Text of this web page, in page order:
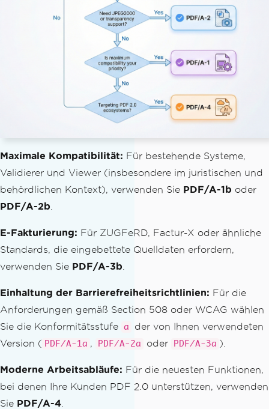
Maximale Kompatibilität: Für bestehende Systeme,
Validierer und Viewer (insbesondere im juristischen und
behördlichen Kontext), verwenden Sie PDF/A-1b oder
PDF/A-2b
E-Fakturierung: Für ZUGFeRD, Factur-X oder ähnliche
Standards, die eingebettete Quelldaten erfordern,
verwenden Sie PDF/A-3b
Einhaltung der Barrierefreiheitsrichtlinien: Für die
Anforderungen gemäß Section 508 oder WCAG wählen
Sie die Konformitätsstufe a
der von Ihnen verwendeten
Version ( PDF/A-1a , PDF/A-2a oder PDF/A-3a ).
Moderne Arbeitsabläufe: Für die neuesten Funktionen,
bei denen Ihre Kunden PDF 2.0 unterstützen, verwenden
Sie PDF/A-4